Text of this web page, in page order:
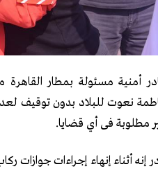
أمنية مسئولة بمطار القاهرة
نعوت للبلاد بدون توقيف
مطلوبة فى أي قضايا.